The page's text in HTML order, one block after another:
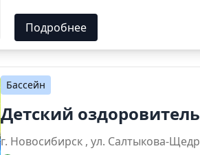
Подробнее
Бассейн
Детский
г. Новосибирск , ул.